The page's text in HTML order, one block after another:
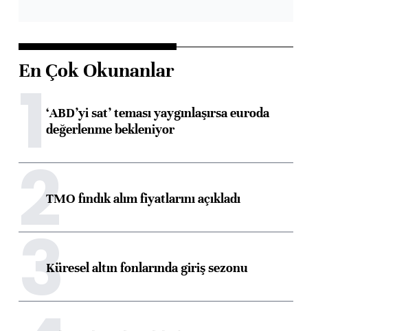
En Çok Okunanlar
1‘ABD’yi sat’ teması yaygınlaşırsa euroda
değerlenme bekleniyor
2TMO fındık alım fiyatlarını açıkladı
3Küresel altın fonlarında giriş sezonu